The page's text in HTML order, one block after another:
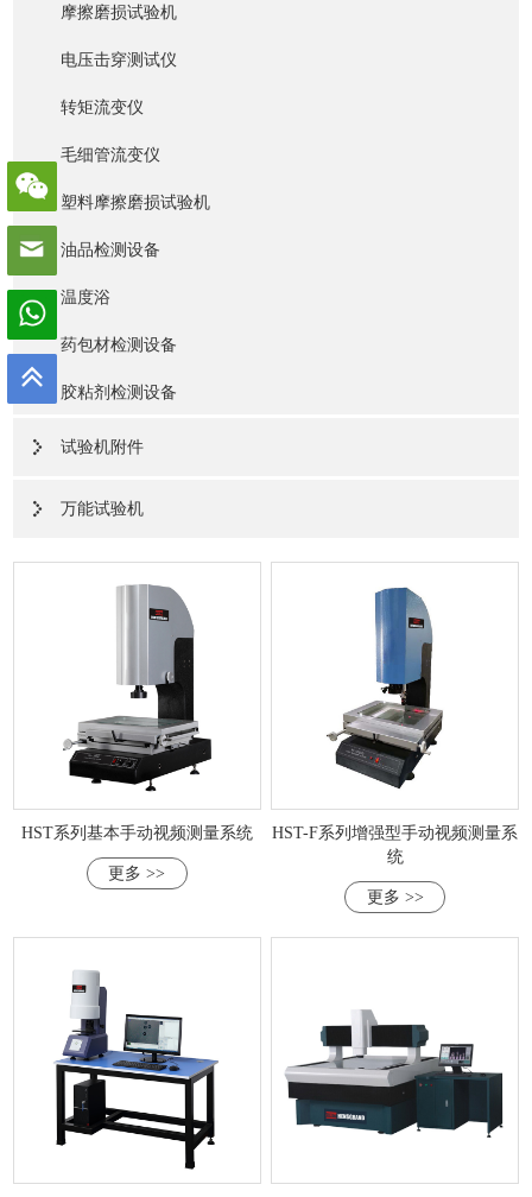
摩擦磨损试验机
电压击穿测试仪
转矩流变仪
毛细管流变仪
塑料摩擦磨损试验机
油品检测设备
温度浴
药包材检测设备
胶粘剂检测设备
试验机附件
万能试验机
HST系列基本手动视频测量系统
更多 >>
HST-F系列增强型手动视频测量系
统
更多 >>